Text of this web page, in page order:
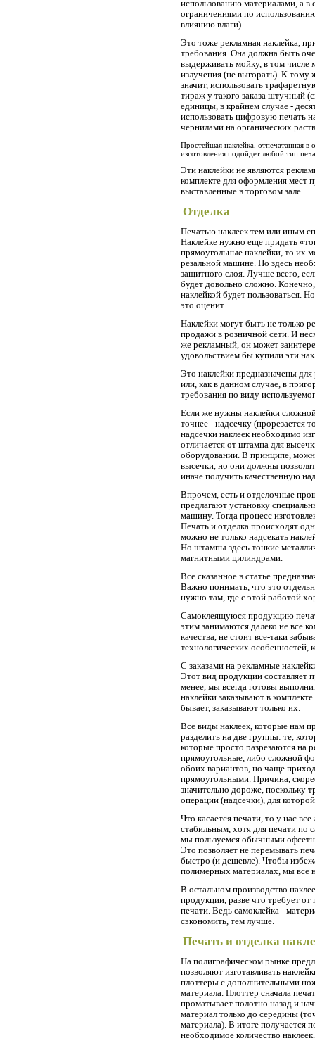
использованию материалами, а
ограничениями по
влиянию влаги).
Это тоже рекламная наклейка,
требования. Она должна быть
выдерживать мойку, в том числе
излучения (не выгорать). К
значит, использовать
тираж у такого заказа штучный
единицы, в крайнем случае -
использовать цифровую печать
чернилами на органических
Простейшая наклейка, отпечатанная
изготовления подойдет любой тип
Эти наклейки не являются
комплекте для оформления мест
выставленные в торговом зале
Отделка
Печатью наклеек тем или иным
Наклейке нужно еще придать
прямоугольные наклейки, то их
резальной машине. Но здесь
защитного слоя. Лучше всего,
будет довольно сложно.
наклейкой будет пользоваться.
это оценит.
Наклейки могут быть не только
продажи в розничной сети. И
же рекламный, он может
удовольствием бы купили эти
Это наклейки предназначены
или, как в данном случае, в
требования по виду
Если же нужны наклейки
точнее - надсечку (прорезается
надсечки наклеек необходимо
отличается от штампа для
оборудовании. В принципе,
высечки, но они должны
иначе получить качественную
Впрочем, есть и отделочные
предлагают установку
машину. Тогда процесс
Печать и отделка происходят
можно не только надсекать
Но штампы здесь тонкие
магнитными цилиндрами.
Все сказанное в статье
Важно понимать, что это
нужно там, где с этой работой
Самоклеящуюся продукцию
этим занимаются далеко не все
качества, не стоит все-таки
технологических особенностей,
С заказами на рекламные
Этот вид продукции составляет
менее, мы всегда готовы
наклейки заказывают в
бывает, заказывают только их.
Все виды наклеек, которые нам
разделить на две группы: те,
которые просто разрезаются на
прямоугольные, либо сложной
обоих вариантов, но чаще
прямоугольными. Причина,
значительно дороже, поскольку
операции (надсечки), для
Что касается печати, то у нас
стабильным, хотя для печати по
мы пользуемся обычными
Это позволяет не перемывать
быстро (и дешевле). Чтобы
полимерных материалах, мы все
В остальном производство
продукции, разве что требует
печати. Ведь самоклейка -
сэкономить, тем лучше.
Печать и отделка
На полиграфическом рынке
позволяют изготавливать
плоттеры с дополнительными
материала. Плоттер сначала
проматывает полотно назад и
материал только до середины
материала). В итоге получается
необходимое количество наклеек.